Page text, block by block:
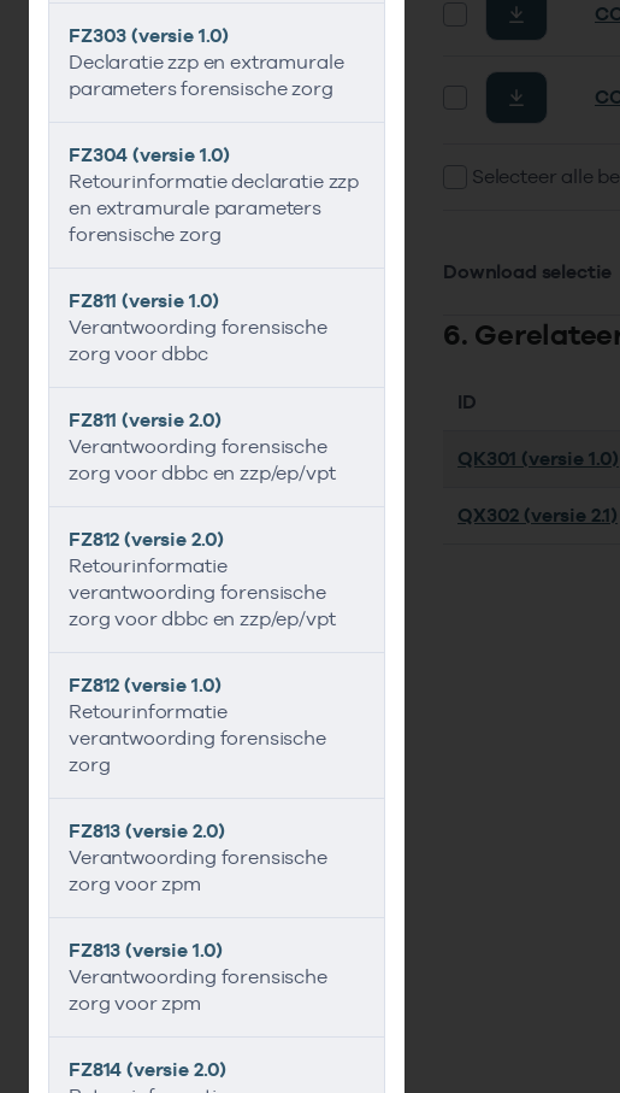
FZ303 (versie 1.0)
Declaratie zzp en extramurale
parameters forensische zorg
FZ304 (versie 1.0)
Retourinformatie declaratie zzp
en extramurale parameters
forensische zorg
FZ811 (versie 1.0)
Verantwoording forensische
zorg voor dbbc
FZ811 (versie 2.0)
Verantwoording forensische
zorg voor dbbc en zzp/ep/vpt
FZ812 (versie 2.0)
Retourinformatie
verantwoording forensische
zorg voor dbbc en zzp/ep/vpt
FZ812 (versie 1.0)
Retourinformatie
verantwoording forensische
zorg
FZ813 (versie 2.0)
Verantwoording forensische
zorg voor zpm
FZ813 (versie 1.0)
Verantwoording forensische
zorg voor zpm
FZ814 (versie 2.0)
Selecteer alle
Download selectie
6.
ID
QK301 (versie 1.0)
QX302 (versie 2.1)